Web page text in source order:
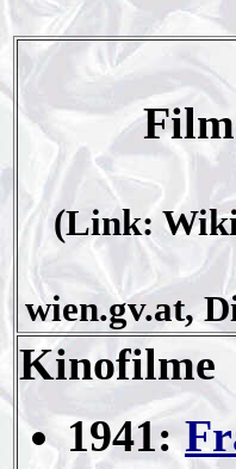
(Link:
wien.gv.at,
Kinofilme
1941: